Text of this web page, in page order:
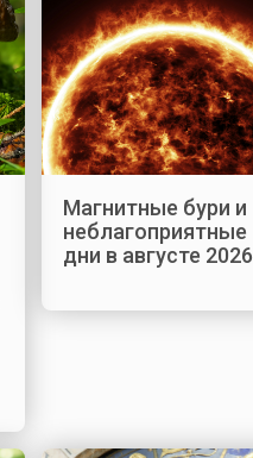
Магнитные бури и
неблагоприятные
дни в августе 2026